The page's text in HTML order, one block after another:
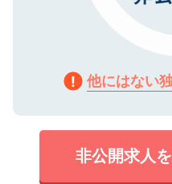
他にはない
非公開求人